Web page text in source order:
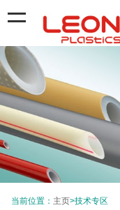
当前位置： 主页>技术专区